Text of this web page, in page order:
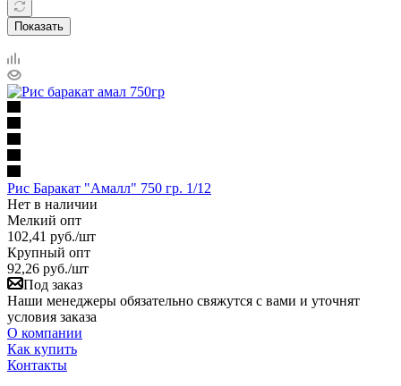
Показать
Рис Баракат "Амалл" 750 гр. 1/12
Нет в наличии
Мелкий опт
102,41 руб./шт
Крупный опт
92,26 руб./шт
Под заказ
Наши менеджеры обязательно свяжутся с вами и уточнят
условия заказа
О компании
Как купить
Контакты